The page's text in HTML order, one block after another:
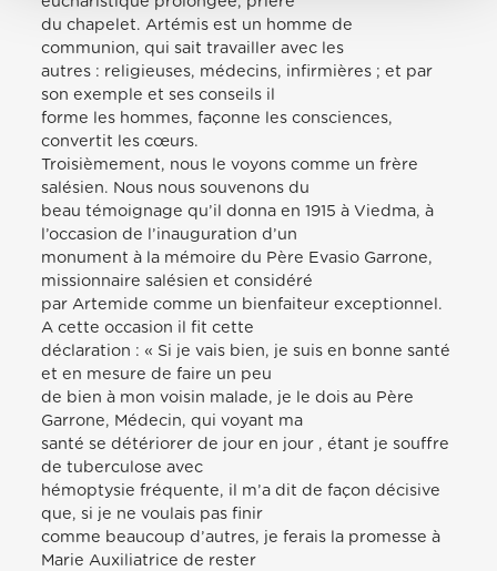
du chapelet. Artémis est un homme de
communion, qui sait travailler avec les
autres : religieuses, médecins, infirmières ; et par
son exemple et ses conseils il
forme les hommes, façonne les consciences,
convertit les cœurs.
Troisièmement, nous le voyons comme un frère
salésien. Nous nous souvenons du
beau témoignage qu’il donna en 1915 à Viedma, à
l’occasion de l’inauguration d’un
monument à la mémoire du Père Evasio Garrone,
missionnaire salésien et considéré
par Artemide comme un bienfaiteur exceptionnel.
A cette occasion il fit cette
déclaration : « Si je vais bien, je suis en bonne santé
et en mesure de faire un peu
de bien à mon voisin malade, je le dois au Père
Garrone, Médecin, qui voyant ma
santé se détériorer de jour en jour , étant je souffre
de tuberculose avec
hémoptysie fréquente, il m’a dit de façon décisive
que, si je ne voulais pas finir
comme beaucoup d’autres, je ferais la promesse à
Marie Auxiliatrice de rester